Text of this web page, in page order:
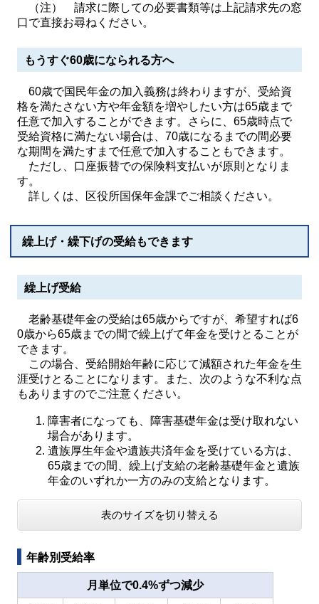
（注） 請求に際しての必要書類等は上記請求先の窓
口で直接お尋ねください。
もうすぐ60歳になられる方へ
60歳で国民年金の加入義務は終わりますが、受給資
格を満たさない方や年金額を増やしたい方は65歳まで
任意で加入することができます。さらに、65歳時点で
受給資格に満たない場合は、70歳になるまでの間必要
な期間を満たすまで任意で加入することもできます。
ただし、口座振替での保険料支払いが原則となりま
す。
詳しくは、区役所国保年金課でご相談ください。
繰上げ・繰下げの受給もできます
繰上げ受給
老齢基礎年金の受給は65歳からですが、希望すれば6
0歳から65歳までの間で繰上げて年金を受けとることが
できます。
この場合、受給開始年齢に応じて減額された年金を生
涯受けとることになります。また、次のような不利な点
もありますのでご注意ください。
障害者になっても、障害基礎年金は受け取れない
場合があります。
遺族厚生年金や遺族共済年金を受けている方は、
65歳までの間、繰上げ支給の老齢基礎年金と遺族
年金のいずれか一方のみの支給となります。
表のサイズを切り替える
年齢別受給率
月単位で0.4%ずつ減少